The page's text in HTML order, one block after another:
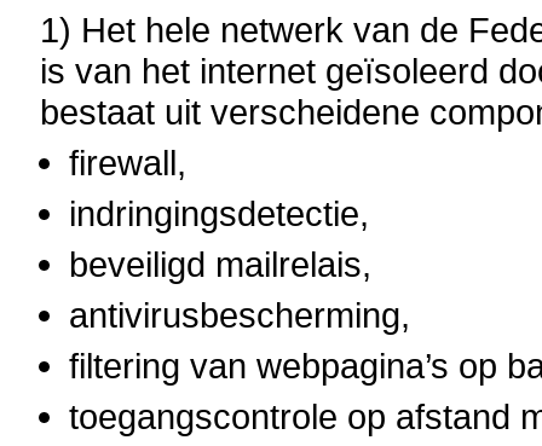
1) Het hele netwerk van de
is van het internet geïsoleerd
bestaat uit verscheidene
firewall,
indringingsdetectie,
beveiligd mailrelais,
antivirusbescherming,
filtering van webpagina’s op
toegangscontrole op afstand